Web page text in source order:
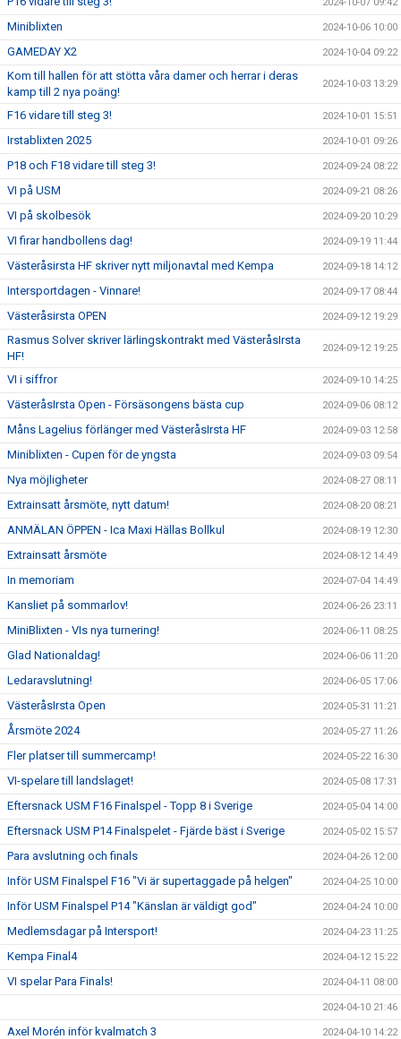
Miniblixten 2024-10-06 10:00
GAMEDAY X2 2024-10-04 09:22
Kom till hallen för att stötta våra damer och herrar i deras
kamp till 2 nya poäng!
2024-10-03 13:29
F16 vidare till steg 3! 2024-10-01 15:51
Irstablixten 2025 2024-10-01 09:26
P18 och F18 vidare till steg 3! 2024-09-24 08:22
VI på USM 2024-09-21 08:26
VI på skolbesök 2024-09-20 10:29
VI firar handbollens dag! 2024-09-19 11:44
Västeråsirsta HF skriver nytt miljonavtal med Kempa 2024-09-18 14:12
Intersportdagen - Vinnare! 2024-09-17 08:44
Västeråsirsta OPEN 2024-09-12 19:29
Rasmus Solver skriver lärlingskontrakt med VästeråsIrsta
HF!
2024-09-12 19:25
VI i siffror 2024-09-10 14:25
VästeråsIrsta Open - Försäsongens bästa cup 2024-09-06 08:12
Måns Lagelius förlänger med VästeråsIrsta HF 2024-09-03 12:58
Miniblixten - Cupen för de yngsta 2024-09-03 09:54
Nya möjligheter 2024-08-27 08:11
Extrainsatt årsmöte, nytt datum! 2024-08-20 08:21
ANMÄLAN ÖPPEN - Ica Maxi Hällas Bollkul 2024-08-19 12:30
Extrainsatt årsmöte 2024-08-12 14:49
In memoriam 2024-07-04 14:49
Kansliet på sommarlov! 2024-06-26 23:11
MiniBlixten - VIs nya turnering! 2024-06-11 08:25
Glad Nationaldag! 2024-06-06 11:20
Ledaravslutning! 2024-06-05 17:06
VästeråsIrsta Open 2024-05-31 11:21
Årsmöte 2024 2024-05-27 11:26
Fler platser till summercamp! 2024-05-22 16:30
VI-spelare till landslaget! 2024-05-08 17:31
Eftersnack USM F16 Finalspel - Topp 8 i Sverige 2024-05-04 14:00
Eftersnack USM P14 Finalspelet - Fjärde bäst i Sverige 2024-05-02 15:57
Para avslutning och finals 2024-04-26 12:00
Inför USM Finalspel F16 "Vi är supertaggade på helgen" 2024-04-25 10:00
Inför USM Finalspel P14 "Känslan är väldigt god" 2024-04-24 10:00
Medlemsdagar på Intersport! 2024-04-23 11:25
Kempa Final4 2024-04-12 15:22
VI spelar Para Finals! 2024-04-11 08:00
2024-04-10 21:46
Axel Morén inför kvalmatch 3 2024-04-10 14:22